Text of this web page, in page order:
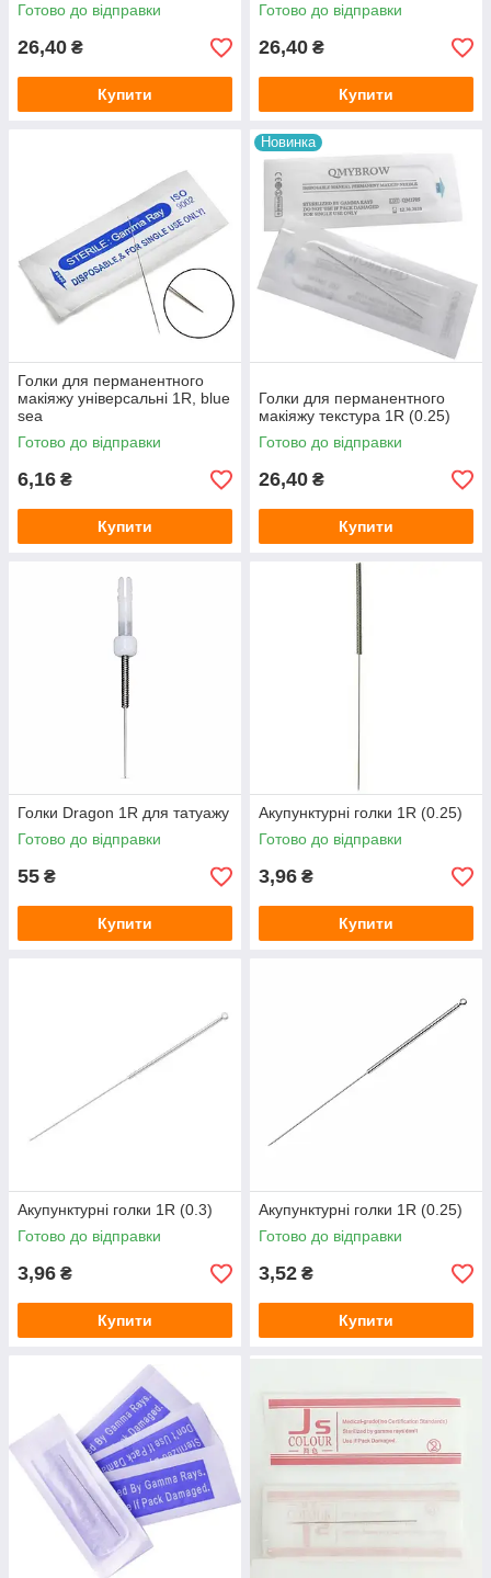
Готово до відправки
26,40 ₴
Купити
Готово до відправки
26,40 ₴
Купити
Голки для перманентного
макіяжу універсальні 1R, blue
sea
Готово до відправки
6,16 ₴
Купити
Новинка
Голки для перманентного
макіяжу текстура 1R (0.25)
Готово до відправки
26,40 ₴
Купити
Голки Dragon 1R для татуажу
Готово до відправки
55 ₴
Купити
Акупунктурні голки 1R (0.25)
Готово до відправки
3,96 ₴
Купити
Акупунктурні голки 1R (0.3)
Готово до відправки
3,96 ₴
Купити
Акупунктурні голки 1R (0.25)
Готово до відправки
3,52 ₴
Купити